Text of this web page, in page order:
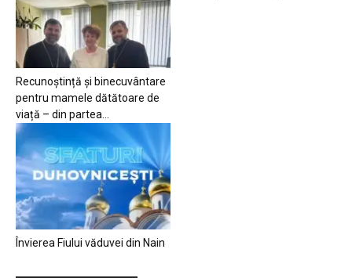
Recunoștință și binecuvântare
pentru mamele dătătoare de
viață – din partea...
Învierea Fiului văduvei din Nain